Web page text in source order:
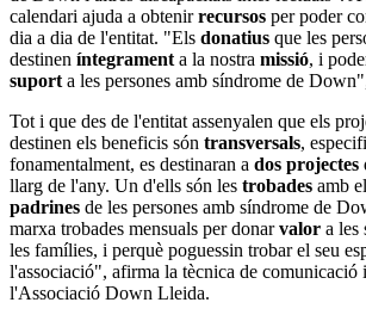
calendari ajuda a obtenirrecursos per poder
dia a dia de l'entitat. "Els donatius que les
destinen íntegrament a la nostra missió, i
suport a les persones amb síndrome de
Tot i que des de l'entitat assenyalen que els
destinen els beneficis són transversals,
fonamentalment, es destinaran a dos projectes
llarg de l'any. Un d'ells són les trobades amb
padrines de les persones amb síndrome de
marxa trobades mensuals per donarvalor a les
les famílies, i perquè poguessin trobar el seu
l'associació", afirma la tècnica de comunicació
l'Associació Down Lleida.